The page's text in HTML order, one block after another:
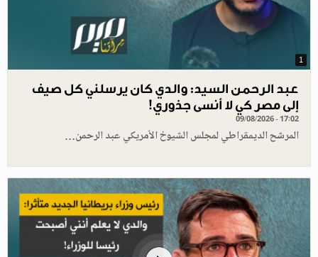
1
عبد الرحمن السيد: والدي كان يرسلني كل صيف
إلى مصر كي لا أنسى جذوري!
09/08/2026 - 17:02
المرشح الديمقراطي لمجلس الشيوخ الأمريكي عبد الرحمن…